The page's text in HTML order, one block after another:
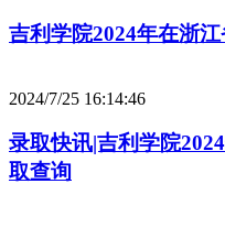
吉利学院2024年在浙
2024/7/25 16:14:46
录取快讯|吉利学院
取查询